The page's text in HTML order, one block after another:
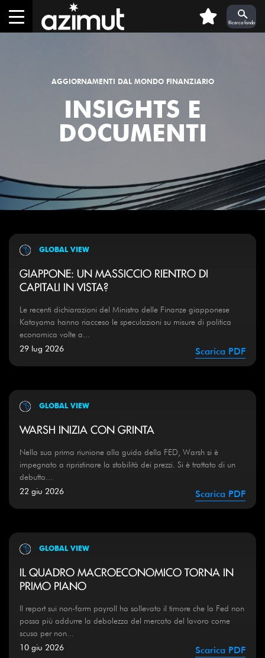
Skip to Main Content
Ricerca fondo
INSIGHTS E
DOCUMENTI
AGGIORNAMENTI DAL MONDO FINANZIARIO
GLOBAL VIEW
GIAPPONE: UN MASSICCIO RIENTRO DI
CAPITALI IN VISTA?
Le recenti dichiarazioni del Ministro delle Finanze giapponese
Katayama hanno riacceso le speculazioni su misure di politica
economica volte a...
29 lug 2026
Scarica PDF
GLOBAL VIEW
WARSH INIZIA CON GRINTA
Nella sua prima riunione alla guida della FED, Warsh si è
impegnato a ripristinare la stabilità dei prezzi. Si è trattato di un
debutto...
22 giu 2026
Scarica PDF
GLOBAL VIEW
IL QUADRO MACROECONOMICO TORNA IN
PRIMO PIANO
Il report sui non-farm payroll ha sollevato il timore che la Fed non
possa più addurre la debolezza del mercato del lavoro come
scusa per non...
10 giu 2026
Scarica PDF